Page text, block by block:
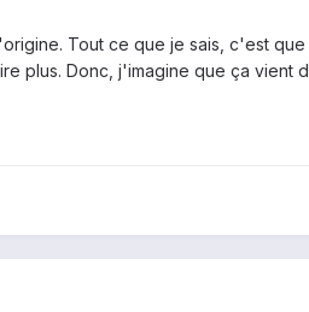
Tout ce que je sais, c'est
plus. Donc, j'imagine que ça vient